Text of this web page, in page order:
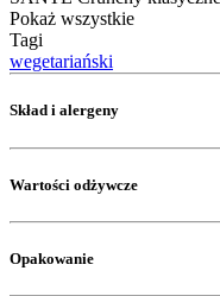
Pokaż wszystkie
Tagi
wegetariański
Skład i alergeny
Wartości odżywcze
Opakowanie